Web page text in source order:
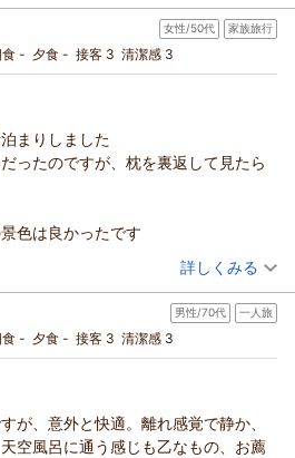
の踊り焼きに伊豆名物金目鯛の煮付けをプ
朝・夕
(大人一人あたり/税込)
女性/50代 家族旅行
- 夕食 - 接客 3 清潔感 3
まりしました
ったのですが、枕を裏返して見たら
色は良かったです
（投稿日：2026/07/19）
族旅行)
泊まりプラン＜禁煙＞※バス・トイレ・洗
り
ツイン 食事なし
詳しくみる
男性/70代 一人旅
- 夕食 - 接客 3 清潔感 3
が、意外と快適。離れ感覚で静か、
空風呂に通う感じも乙なもの、お薦